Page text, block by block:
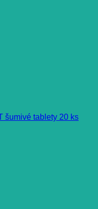
šumivé tablety 20 ks